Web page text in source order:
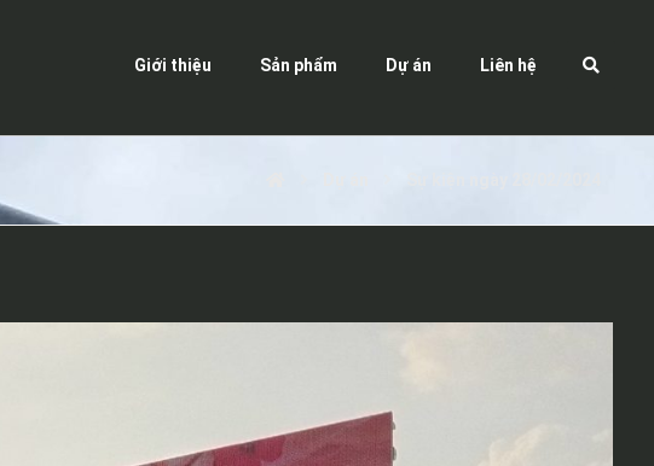
Giới thiệu Sản phẩm Dự án Liên hệ